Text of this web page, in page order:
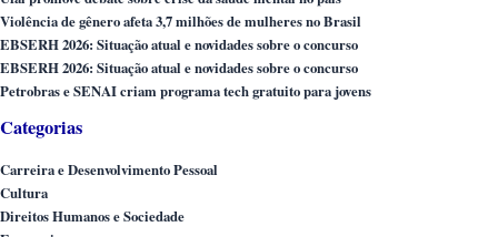
Violência de gênero afeta 3,7 milhões de mulheres no Brasil
EBSERH 2026: Situação atual e novidades sobre o concurso
EBSERH 2026: Situação atual e novidades sobre o concurso
Petrobras e SENAI criam programa tech gratuito para jovens
Categorias
Carreira e Desenvolvimento Pessoal
Cultura
Direitos Humanos e Sociedade